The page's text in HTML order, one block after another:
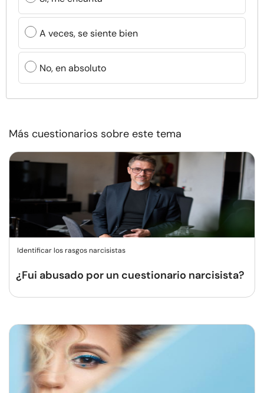
A veces, se siente bien
No, en absoluto
Más cuestionarios sobre este tema
Identificar los rasgos narcisistas
¿Fui abusado por un cuestionario narcisista?